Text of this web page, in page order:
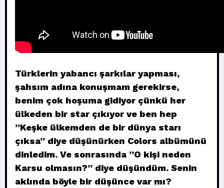
Türklerin yabancı şarkılar yapması,
şahsım adına konuşmam gerekirse,
benim çok hoşuma gidiyor çünkü her
ülkeden bir star çıkıyor ve ben hep
”Keşke ülkemden de bir dünya starı
çıksa” diye düşünürken Colors albümünü
dinledim. Ve sonrasında ”O kişi neden
Karsu olmasın?” diye düşündüm. Senin
aklında böyle bir düşünce var mı?